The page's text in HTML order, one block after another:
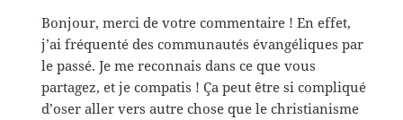
Bonjour, merci de votre commentaire ! En effet,
j’ai fréquenté des communautés évangéliques par
le passé. Je me reconnais dans ce que vous
partagez, et je compatis ! Ça peut être si compliqué
d’oser aller vers autre chose que le christianisme